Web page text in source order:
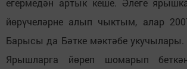
егермедән артык кеше. Әлеге
йөрүчеләрне алып чыктым, алар
Барысы да Бәтке мәктәбе
Ярышларга йөреп шомарып беткән